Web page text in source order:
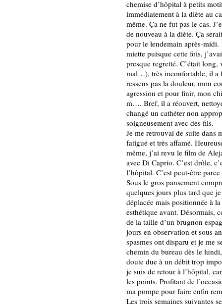
chemise d’hôpital à petits
immédiatement à la diète au
même. Ça ne fut pas le cas.
de nouveau à la diète. Ça
pour le lendemain après-midi.
miette puisque cette fois,
presque regretté. C’était long,
mal…), très inconfortable, il a
ressens pas la douleur, mon
agression et pour finir, mon
m…. Bref, il a réouvert,
changé un cathéter non
soigneusement avec des fils.
Je me retrouvai de suite dans
fatigué et très affamé.
même, j’ai revu le film de
avec Di Caprio. C’est drôle,
l’hôpital. C’est peut-être
Sous le gros pansement
quelques jours plus tard que
déplacée mais positionnée à
esthétique avant. Désormais,
de la taille d’un brugnon
jours en observation et sous
spasmes ont disparu et je me
chemin du bureau dès le
doute due à un débit trop
je suis de retour à l’hôpital,
les points. Profitant de
ma pompe pour faire enfin
Les trois semaines suivantes